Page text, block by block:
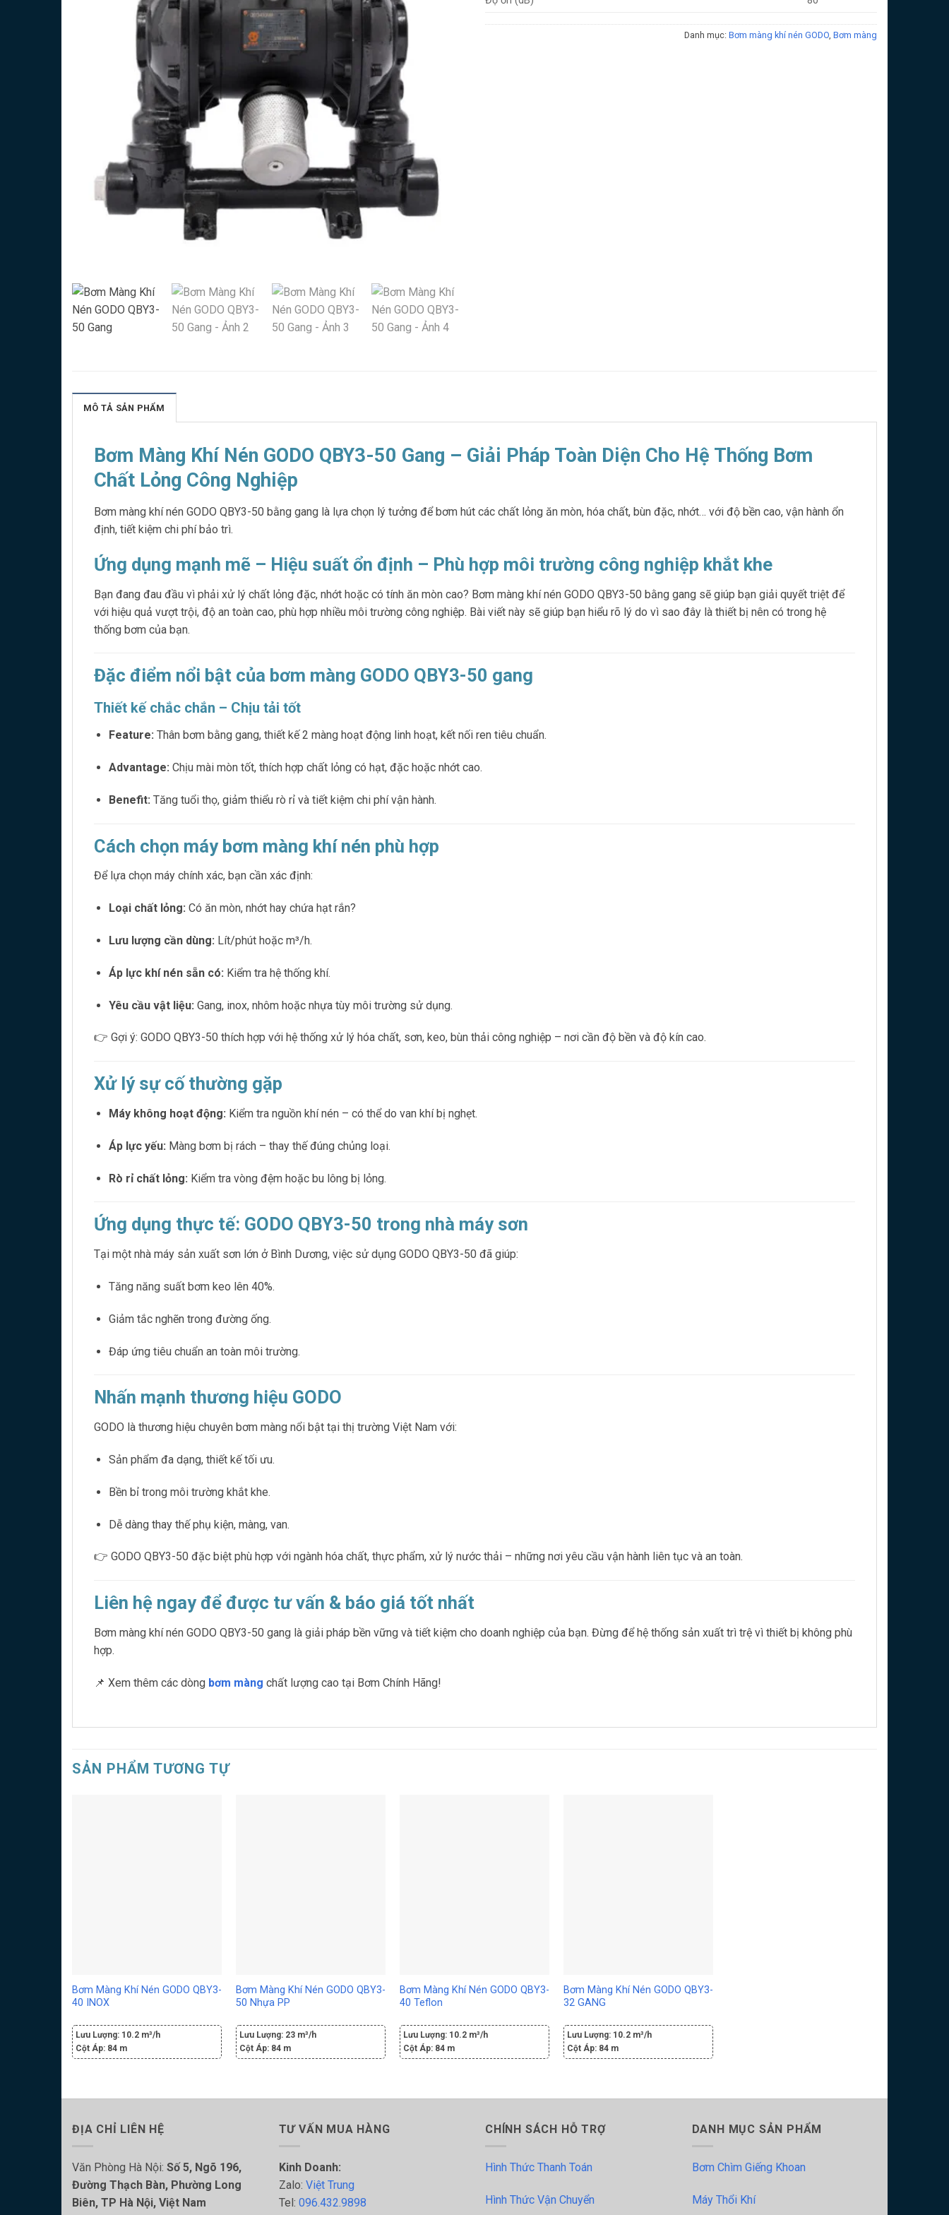
Danh mục: Bơm màng khí nén GODO Bơm màng
MÔ TẢ SẢN PHẨM
Bơm Màng Khí Nén GODO QBY3-50 Gang – Giải Pháp Toàn Diện Cho Hệ Thống Bơm
Chất Lỏng Công Nghiệp
Bơm màng khí nén GODO QBY3-50 bằng gang là lựa chọn lý tưởng để bơm hút các chất lỏng ăn mòn, hóa chất, bùn đặc, nhớt… với độ bền cao, vận hành ổn
định, tiết kiệm chi phí bảo trì.
Ứng dụng mạnh mẽ – Hiệu suất ổn định – Phù hợp môi trường công nghiệp khắt khe
Bạn đang đau đầu vì phải xử lý chất lỏng đặc, nhớt hoặc có tính ăn mòn cao? Bơm màng khí nén GODO QBY3-50 bằng gang sẽ giúp bạn giải quyết triệt để
với hiệu quả vượt trội, độ an toàn cao, phù hợp nhiều môi trường công nghiệp. Bài viết này sẽ giúp bạn hiểu rõ lý do vì sao đây là thiết bị nên có trong hệ
thống bơm của bạn.
Đặc điểm nổi bật của bơm màng GODO QBY3-50 gang
Thiết kế chắc chắn – Chịu tải tốt
Feature: Thân bơm bằng gang, thiết kế 2 màng hoạt động linh hoạt, kết nối ren tiêu chuẩn.
Advantage: Chịu mài mòn tốt, thích hợp chất lỏng có hạt, đặc hoặc nhớt cao.
Benefit: Tăng tuổi thọ, giảm thiểu rò rỉ và tiết kiệm chi phí vận hành.
Cách chọn máy bơm màng khí nén phù hợp
Để lựa chọn máy chính xác, bạn cần xác định:
Loại chất lỏng: Có ăn mòn, nhớt hay chứa hạt rắn?
Lưu lượng cần dùng: Lít/phút hoặc m³/h.
Áp lực khí nén sẵn có: Kiểm tra hệ thống khí.
Yêu cầu vật liệu: Gang, inox, nhôm hoặc nhựa tùy môi trường sử dụng.
👉 Gợi ý: GODO QBY3-50 thích hợp với hệ thống xử lý hóa chất, sơn, keo, bùn thải công nghiệp – nơi cần độ bền và độ kín cao.
Xử lý sự cố thường gặp
Máy không hoạt động: Kiểm tra nguồn khí nén – có thể do van khí bị nghẹt.
Áp lực yếu: Màng bơm bị rách – thay thế đúng chủng loại.
Rò rỉ chất lỏng: Kiểm tra vòng đệm hoặc bu lông bị lỏng.
Ứng dụng thực tế: GODO QBY3-50 trong nhà máy sơn
Tại một nhà máy sản xuất sơn lớn ở Bình Dương, việc sử dụng GODO QBY3-50 đã giúp:
Tăng năng suất bơm keo lên 40%.
Giảm tắc nghẽn trong đường ống.
Đáp ứng tiêu chuẩn an toàn môi trường.
Nhấn mạnh thương hiệu GODO
GODO là thương hiệu chuyên bơm màng nổi bật tại thị trường Việt Nam với:
Sản phẩm đa dạng, thiết kế tối ưu.
Bền bỉ trong môi trường khắt khe.
Dễ dàng thay thế phụ kiện, màng, van.
👉 GODO QBY3-50 đặc biệt phù hợp với ngành hóa chất, thực phẩm, xử lý nước thải – những nơi yêu cầu vận hành liên tục và an toàn.
Liên hệ ngay để được tư vấn & báo giá tốt nhất
Bơm màng khí nén GODO QBY3-50 gang là giải pháp bền vững và tiết kiệm cho doanh nghiệp của bạn. Đừng để hệ thống sản xuất trì trệ vì thiết bị không phù
hợp.
📌 Xem thêm các dòng bơm màng chất lượng cao tại Bơm Chính Hãng!
SẢN PHẨM TƯƠNG TỰ
Bơm Màng Khí Nén GODO QBY3-
40 INOX
Lưu Lượng: 10.2 m³/h
Cột Áp: 84 m
Bơm Màng Khí Nén GODO QBY3-
50 Nhựa PP
Lưu Lượng: 23 m³/h
Cột Áp: 84 m
Bơm Màng Khí Nén GODO QBY3-
40 Teflon
Lưu Lượng: 10.2 m³/h
Cột Áp: 84 m
Bơm Màng Khí Nén GODO QBY3-
32 GANG
Lưu Lượng: 10.2 m³/h
Cột Áp: 84 m
ĐỊA CHỈ LIÊN HỆ
Văn Phòng Hà Nội: Số 5, Ngõ 196,
Đường Thạch Bàn, Phường Long
Biên, TP Hà Nội, Việt Nam
TƯ VẤN MUA HÀNG
Kinh Doanh:
Zalo: Việt Trung
Tel: 096.432.9898
CHÍNH SÁCH HỖ TRỢ
Hình Thức Thanh Toán
Hình Thức Vận Chuyển
DANH MỤC SẢN PHẨM
Bơm Chìm Giếng Khoan
Máy Thổi Khí